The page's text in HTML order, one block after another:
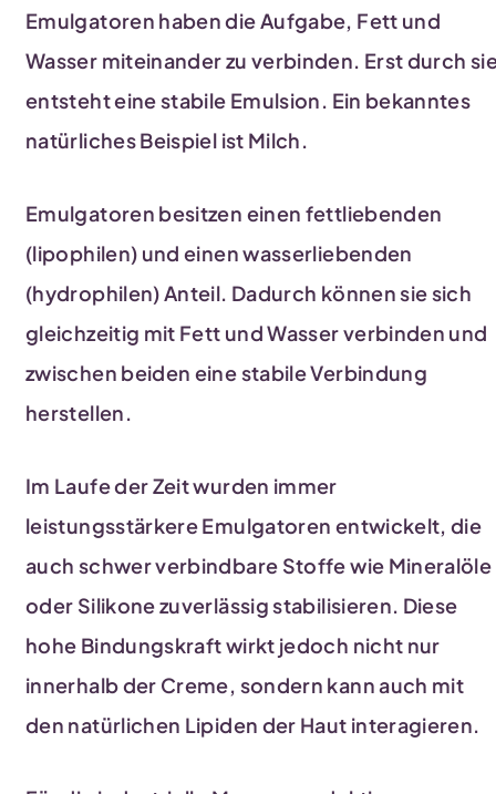
Emulgatoren haben die Aufgabe, Fett und
Wasser miteinander zu verbinden. Erst durch
entsteht eine stabile Emulsion. Ein bekanntes
natürliches Beispiel ist Milch.
Emulgatoren besitzen einen fettliebenden
(lipophilen) und einen wasserliebenden
(hydrophilen) Anteil. Dadurch können sie sich
gleichzeitig mit Fett und Wasser verbinden und
zwischen beiden eine stabile Verbindung
herstellen.
Im Laufe der Zeit wurden immer
leistungsstärkere Emulgatoren entwickelt, die
auch schwer verbindbare Stoffe wie Mineralöle
oder Silikone zuverlässig stabilisieren. Diese
hohe Bindungskraft wirkt jedoch nicht nur
innerhalb der Creme, sondern kann auch mit
den natürlichen Lipiden der Haut interagieren.